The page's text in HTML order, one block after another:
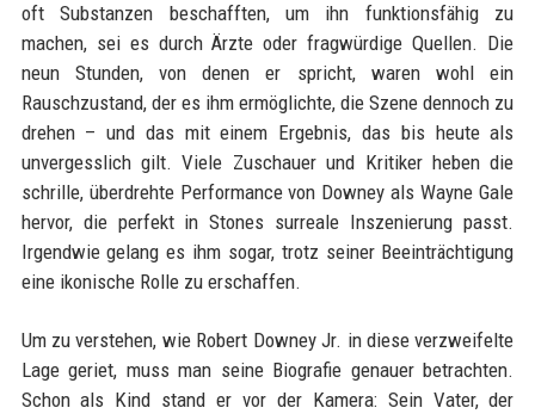
oft Substanzen beschafften, um ihn funktionsfähig zu
machen, sei es durch Ärzte oder fragwürdige Quellen. Die
neun Stunden, von denen er spricht, waren wohl ein
Rauschzustand, der es ihm ermöglichte, die Szene dennoch zu
drehen – und das mit einem Ergebnis, das bis heute als
unvergesslich gilt. Viele Zuschauer und Kritiker heben die
schrille, überdrehte Performance von Downey als Wayne Gale
hervor, die perfekt in Stones surreale Inszenierung passt.
Irgendwie gelang es ihm sogar, trotz seiner Beeinträchtigung
eine ikonische Rolle zu erschaffen.
Um zu verstehen, wie Robert Downey Jr. in diese verzweifelte
Lage geriet, muss man seine Biografie genauer betrachten.
Schon als Kind stand er vor der Kamera: Sein Vater, der